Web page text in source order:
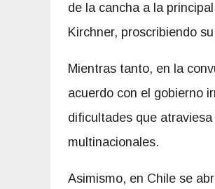
de la cancha a la
Kirchner, proscribiendo
Mientras tanto, en la
acuerdo con el gobierno
dificultades que
multinacionales.
Asimismo, en Chile se